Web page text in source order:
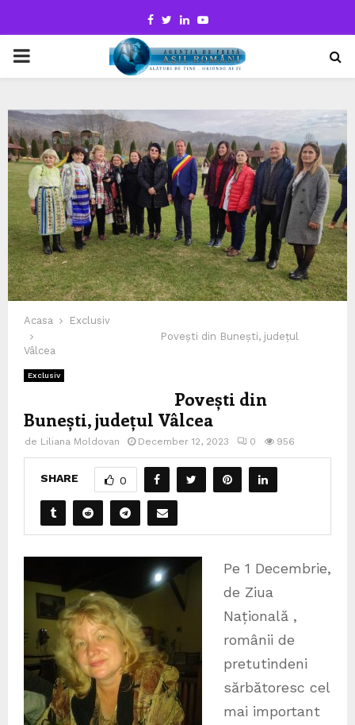
Facebook
TwitterLinkedinYoutube
PRIMARY
Acasa
Exclusiv
Povești din Bunești, județul
Vâlcea
Exclusiv
Povești din
Bunești, județul Vâlcea
de Liliana Moldovan December 12, 2023 0 956
SHARE 0
Pe 1 Decembrie,
de Ziua
Națională ,
românii de
pretutindeni
sărbătoresc cel
mai important